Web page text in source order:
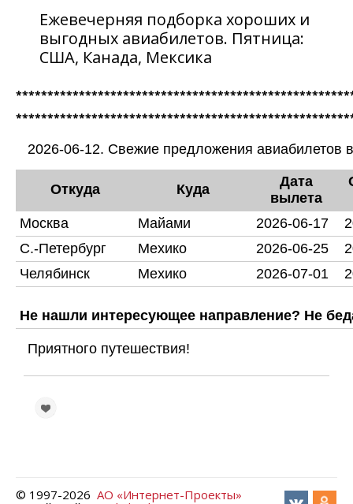
Ежевечерняя подборка хороших и
выгодных авиабилетов. Пятница:
США, Канада, Мексика
2026-06-12. Свежие предложения авиабилетов
Откуда Куда
Дата
вылета
Москва Майами 2026-06-17
С.-Петербург
Мехико 2026-06-25
Челябинск
Мехико 2026-07-01
Не нашли интересующее направление? Не
Приятного путешествия!
© 1997-2026 АО «Интернет-Проекты»